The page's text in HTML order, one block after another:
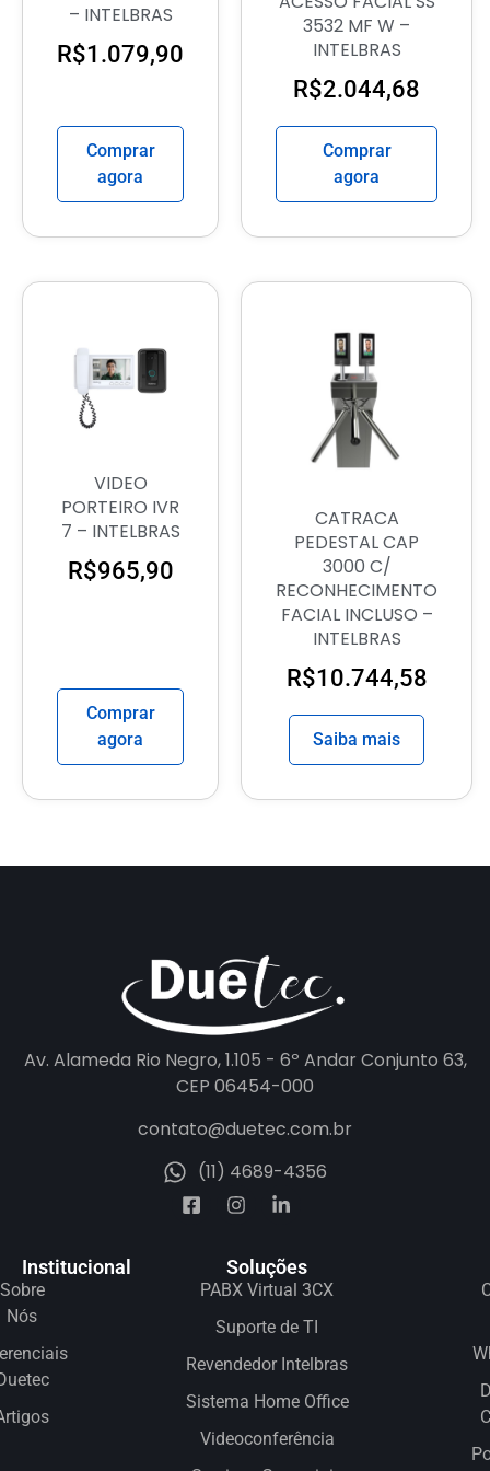
– INTELBRAS
R$1.079,90
Comprar
agora
3532 MF W –
INTELBRAS
R$2.044,68
Comprar
agora
VIDEO
PORTEIRO IVR
7 – INTELBRAS
R$965,90
Comprar
agora
CATRACA
PEDESTAL CAP
3000 C/
RECONHECIMENTO
FACIAL INCLUSO –
INTELBRAS
R$10.744,58
Saiba mais
Av. Alameda Rio Negro, 1.105 - 6º Andar Conjunto 63,
CEP 06454-000
contato@duetec.com.br
(11) 4689-4356
Institucional
Sobre
Nós
Soluções
PABX Virtual 3CX
Suporte de TI
Revendedor Intelbras
Sistema Home Office
Videoconferência